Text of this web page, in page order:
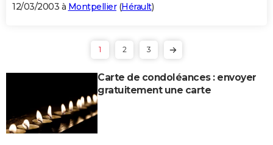
12/03/2003 à Montpellier(Hérault)
1 2 3
Carte de condoléances : envoyer
gratuitement une carte